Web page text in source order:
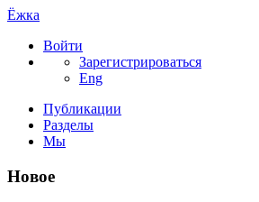
Ёжка
Войти
Зарегистрироваться
Eng
Публикации
Разделы
Мы
Новое